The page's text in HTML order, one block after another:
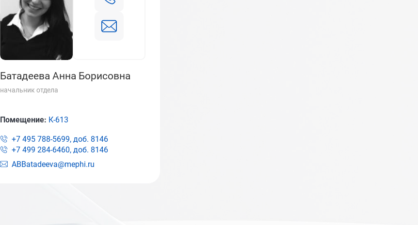
Батадеева Анна Борисовна
начальник отдела
ABBatadeeva@mephi.ru
Помещение: К-613
+7 495 788-5699, доб. 8146
+7 499 284-6460, доб. 8146